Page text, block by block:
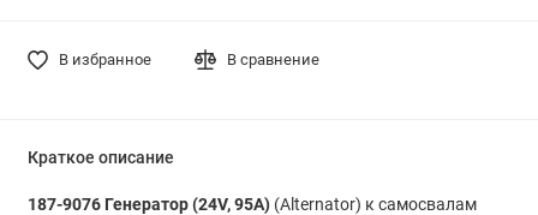
В избранное В сравнение
Краткое описание
187-9076 Генератор (24V, 95A) (Alternator) к самосвалам